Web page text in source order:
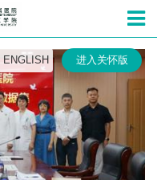
深圳市人民
ENGLISH 进入关怀版